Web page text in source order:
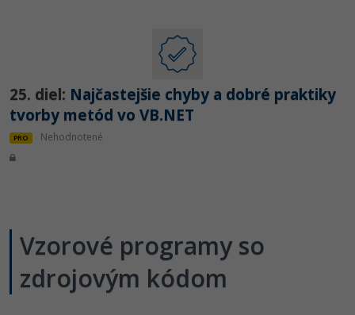
25. diel: Najčastejšie chyby a dobré praktiky
tvorby metód vo VB.NET
PRO Nehodnotené
Vzorové programy so
zdrojovým kódom